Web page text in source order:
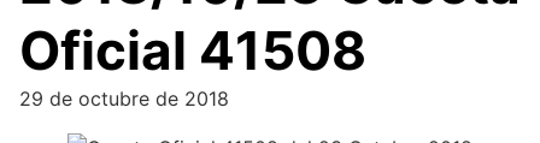
Oficial 41508
29 de octubre de 2018